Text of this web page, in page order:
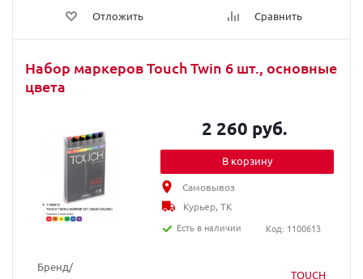
Отложить Сравнить
Набор маркеров Touch Twin 6 шт., основные
цвета
Бренд/
TOUCH
2 260 руб.
В корзину
Самовывоз
Курьер, ТК
Есть в наличии
Код: 1100613